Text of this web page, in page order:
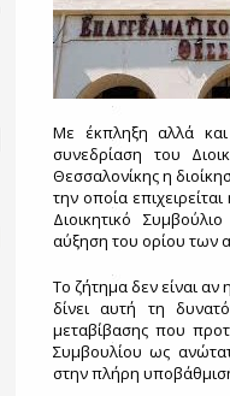
Με έκπληξη αλλά
συνεδρίαση του
Θεσσαλονίκης η
την οποία
Διοικητικό
αύξηση του ορίου των
Το ζήτημα δεν είναι
δίνει αυτή τη
μεταβίβασης που
Συμβουλίου ως
στην πλήρη